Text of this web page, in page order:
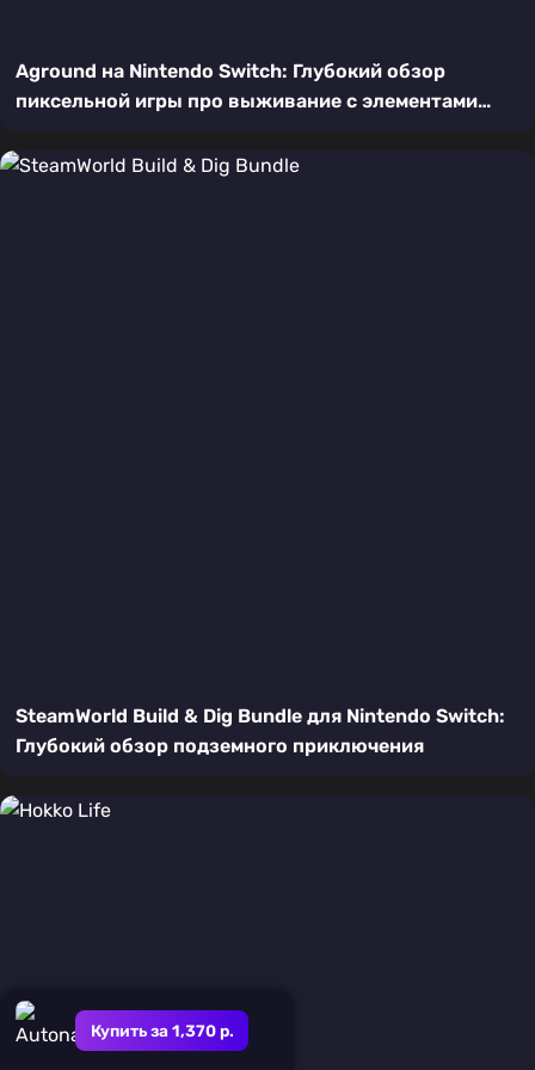
Купить за 1,370 р.
Aground на Nintendo Switch: Глубокий обзор
пиксельной игры про выживание с элементами
SteamWorld Build & Dig Bundle для Nintendo Switch:
Глубокий обзор подземного приключения